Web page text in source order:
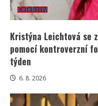
Celebrity
Kristýna Leichtová se
pomocí kontroverzní
týden
6. 8. 2026